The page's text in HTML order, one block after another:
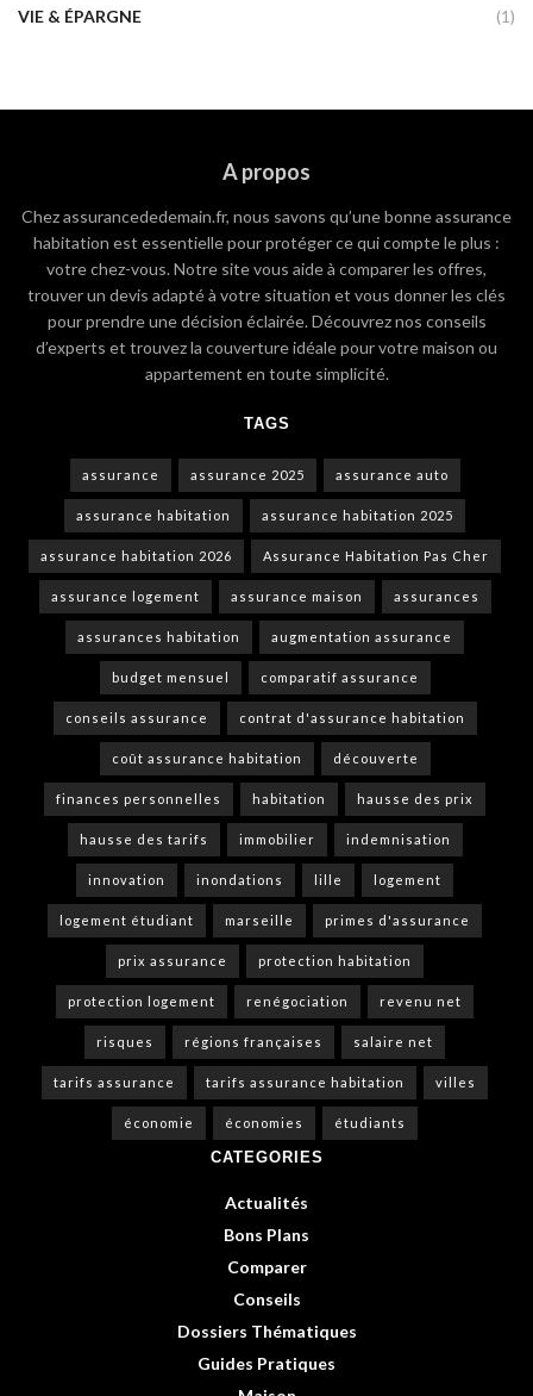
VIE & ÉPARGNE (1)
A propos
Chez assurancededemain.fr, nous savons qu’une bonne assurance
habitation est essentielle pour protéger ce qui compte le plus :
votre chez-vous. Notre site vous aide à comparer les offres,
trouver un devis adapté à votre situation et vous donner les clés
pour prendre une décision éclairée. Découvrez nos conseils
d’experts et trouvez la couverture idéale pour votre maison ou
appartement en toute simplicité.
TAGS
assurance assurance 2025 assurance auto
assurance habitation assurance habitation 2025
assurance habitation 2026 Assurance Habitation Pas Cher
assurance logement assurance maison assurances
assurances habitation augmentation assurance
budget mensuel comparatif assurance
conseils assurance contrat d'assurance habitation
coût assurance habitation découverte
finances personnelles habitation hausse des prix
hausse des tarifs immobilier indemnisation
innovation inondations lille logement
logement étudiant marseille primes d'assurance
prix assurance protection habitation
protection logement renégociation revenu net
risques régions françaises salaire net
tarifs assurance tarifs assurance habitation villes
économie économies étudiants
CATEGORIES
Actualités
Bons Plans
Comparer
Conseils
Dossiers Thématiques
Guides Pratiques